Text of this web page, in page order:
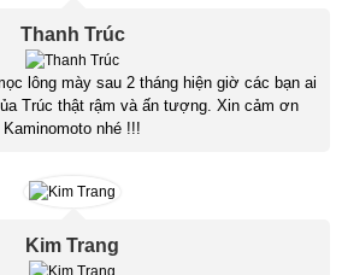
Thanh Trúc
lông mày sau 2 tháng hiện giờ các bạn ai
Trúc thật rậm và ấn tượng. Xin cảm ơn
Kaminomoto nhé !!!
Kim Trang